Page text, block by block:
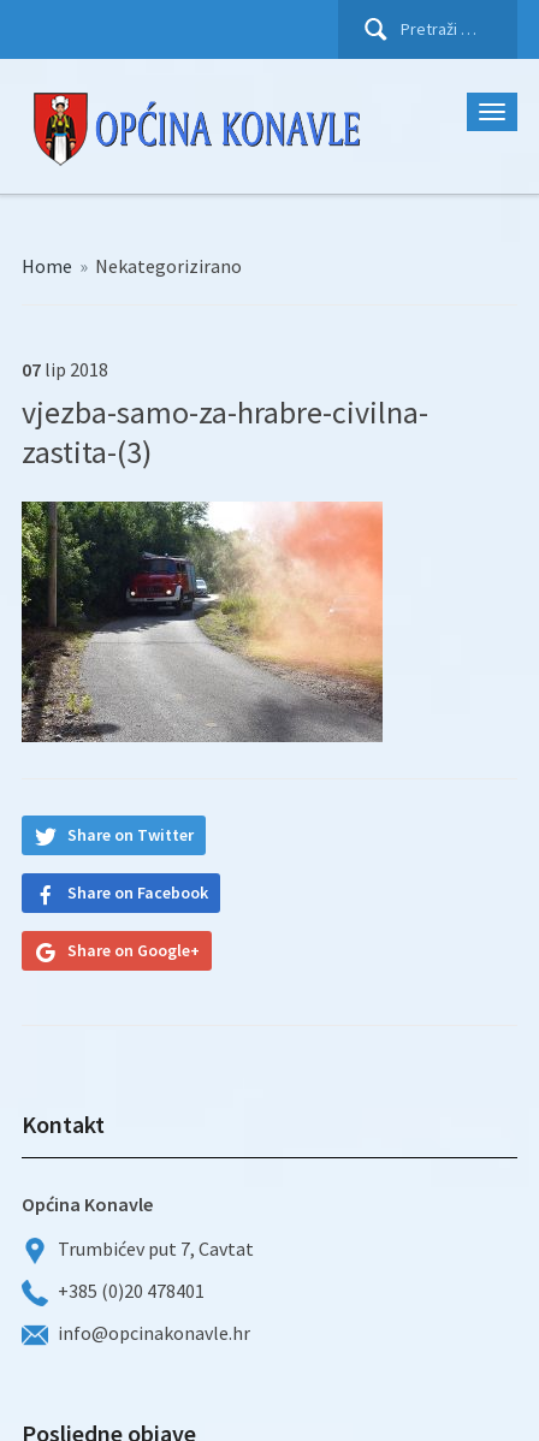
Pretraži:
Home » Nekategorizirano
07 lip 2018
vjezba-samo-za-hrabre-civilna-
zastita-(3)
Share on Twitter
Share on Facebook
Share on Google+
Kontakt
Općina Konavle
Trumbićev put 7, Cavtat
+385 (0)20 478401
info@opcinakonavle.hr
Posljedne objave